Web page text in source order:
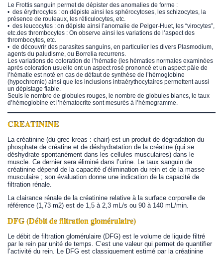
Le Frottis sanguin permet de dépister des anomalies de forme :
• des érythrocytes : on dépiste ainsi les sphérocytoses, les schizocytes, la
présence de rouleaux, les réticulocytes, etc.
• des leucocytes : on dépiste ainsi l’anomalie de Pelger-Huet, les “virocytes”,
etc.des thrombocytes : On observe ainsi les variations de l’aspect des
thrombocytes, etc.
• de découvrir des parasites sanguins, en particulier les divers Plasmodium,
agents du paludisme, ou Borrelia recurrens.
Les variations de coloration de l’hématie (les hématies normales examinées
après coloration usuelle ont un aspect rosé prononcé et un aspect pâle de
l’hématie est noté en cas de défaut de synthèse de l’hémoglobine
(hypochromie) ainsi que les inclusions intraérythocytaires permettent aussi
un dépistage fiable.
Seuls le nombre de globules rouges, le nombre de globules blancs, le taux
d’hémoglobine et l’hématocrite sont mesurés à l’hémogramme.
CREATININE
La créatinine (du grec kreas : chair) est un produit de dégradation du
phosphate de créatine et de déshydratation de la créatine (qui se
déshydrate spontanément dans les cellules musculaires) dans le
muscle. Ce dernier sera éliminé dans l’urine. Le taux sanguin de
créatinine dépend de la capacité d’élimination du rein et de la masse
musculaire ; son évaluation donne une indication de la capacité de
filtration rénale.
La clairance rénale de la créatinine relative à la surface corporelle de
référence (1,73 m2) est de 1,5 à 2,3 mL/s ou 90 à 140 mL/min.
DFG (Débit de filtration glomérulaire)
Le débit de filtration glomérulaire (DFG) est le volume de liquide filtré
par le rein par unité de temps. C’est une valeur qui permet de quantifier
l’activité du rein. Le DFG est classiquement estimé par la créatinine